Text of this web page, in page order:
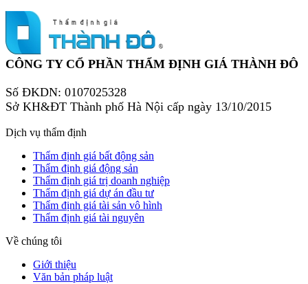
CÔNG TY CỔ PHẦN THẨM ĐỊNH GIÁ THÀNH ĐÔ
Số ĐKDN: 0107025328
Sở KH&ĐT Thành phố Hà Nội cấp ngày 13/10/2015
Dịch vụ thẩm định
Thẩm định giá bất động sản
Thẩm định giá động sản
Thẩm định giá trị doanh nghiệp
Thẩm định giá dự án đầu tư
Thẩm định giá tài sản vô hình
Thẩm định giá tài nguyên
Về chúng tôi
Giới thiệu
Văn bản pháp luật